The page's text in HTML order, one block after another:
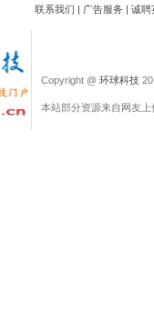
联系我们 | 广告服务 | 诚聘
Copyright @ 环球科技
本站部分资源来自网友